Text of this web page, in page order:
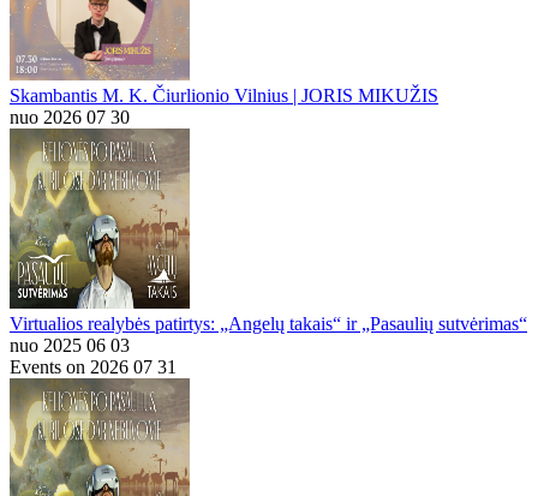
Skambantis M. K. Čiurlionio Vilnius | JORIS MIKUŽIS
nuo 2026 07 30
Virtualios realybės patirtys: „Angelų takais“ ir „Pasaulių sutvėrimas“
nuo 2025 06 03
Events on 2026 07 31